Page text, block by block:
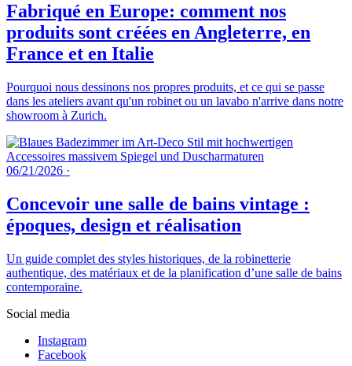
Fabriqué en Europe: comment nos
produits sont créées en Angleterre, en
France et en Italie
Pourquoi nous dessinons nos propres produits, et ce qui se passe
dans les ateliers avant qu'un robinet ou un lavabo n'arrive dans notre
showroom à Zurich.
06/21/2026 ·
Concevoir une salle de bains vintage :
époques, design et réalisation
Un guide complet des styles historiques, de la robinetterie
authentique, des matériaux et de la planification d’une salle de bains
contemporaine.
Social media
Instagram
Facebook